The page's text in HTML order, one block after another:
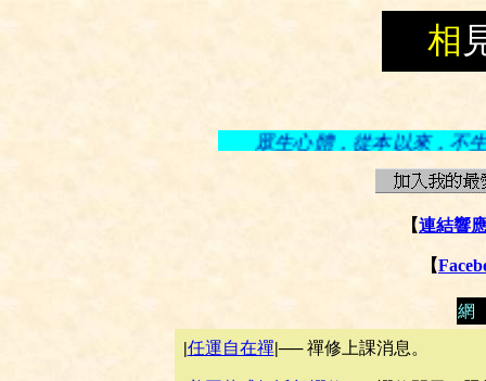
相
眾生心體，從本以來，不生不
【連結響
【
網
|任運自在禪|── 禪修上課消息。